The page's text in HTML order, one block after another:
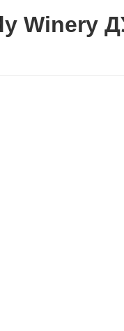
Winery